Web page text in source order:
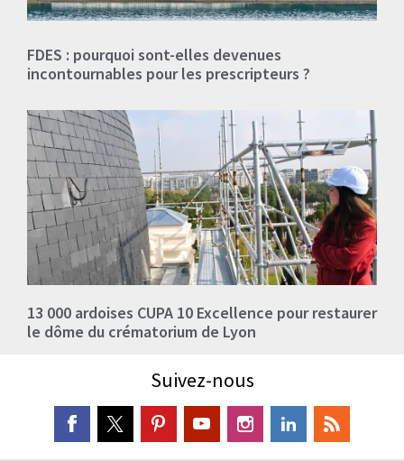
FDES : pourquoi sont-elles devenues
incontournables pour les prescripteurs ?
13 000 ardoises CUPA 10 Excellence pour restaurer
le dôme du crématorium de Lyon
Suivez-nous